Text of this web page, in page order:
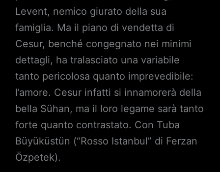
Levent, nemico giurato della sua
famiglia. Ma il piano di vendetta di
Cesur, benché congegnato nei minimi
dettagli, ha tralasciato una variabile
tanto pericolosa quanto imprevedibile:
l’amore. Cesur infatti si innamorerà della
bella Sühan, ma il loro legame sarà tanto
forte quanto contrastato. Con Tuba
Büyüküstün (“Rosso Istanbul” di Ferzan
Özpetek).